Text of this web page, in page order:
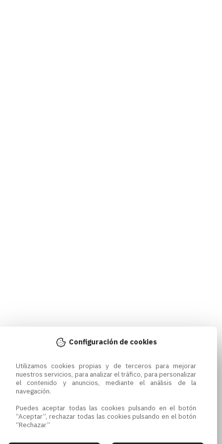
Configuración de cookies
Utilizamos cookies propias y de terceros para mejorar
nuestros servicios, para analizar el tráfico, para personalizar
el contenido y anuncios, mediante el análisis de la
navegación.
Puedes aceptar todas las cookies pulsando en el botón
“Aceptar”, rechazar todas las cookies pulsando en el botón
“Rechazar”